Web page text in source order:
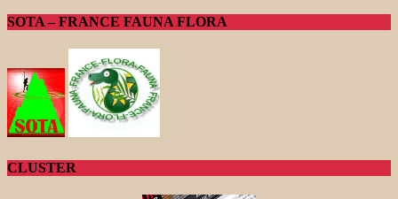
SOTA – FRANCE FAUNA FLORA
CLUSTER